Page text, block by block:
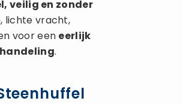
veilig en zonder
lichte vracht,
voor een eerlijk
.